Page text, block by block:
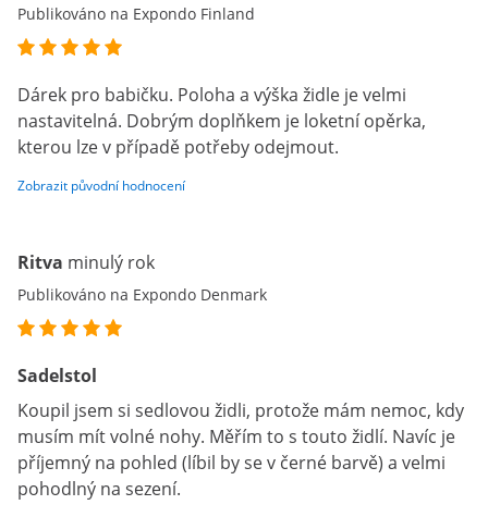
Publikováno na Expondo Finland
Dárek pro babičku. Poloha a výška židle je velmi
nastavitelná. Dobrým doplňkem je loketní opěrka,
kterou lze v případě potřeby odejmout.
Zobrazit původní hodnocení
Ritva minulý rok
Publikováno na Expondo Denmark
Sadelstol
Koupil jsem si sedlovou židli, protože mám nemoc, kdy
musím mít volné nohy. Měřím to s touto židlí. Navíc je
příjemný na pohled (líbil by se v černé barvě) a velmi
pohodlný na sezení.